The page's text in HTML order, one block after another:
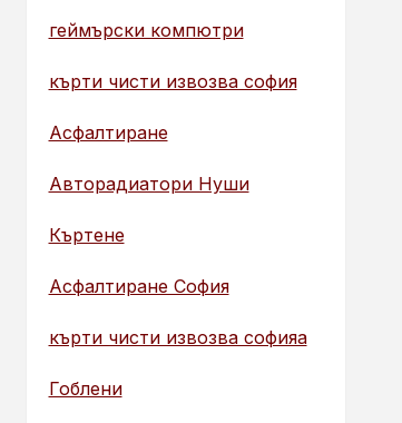
геймърски компютри
кърти чисти извозва софия
Асфалтиране
Авторадиатори Нуши
Къртене
Асфалтиране София
кърти чисти извозва софияа
Гоблени